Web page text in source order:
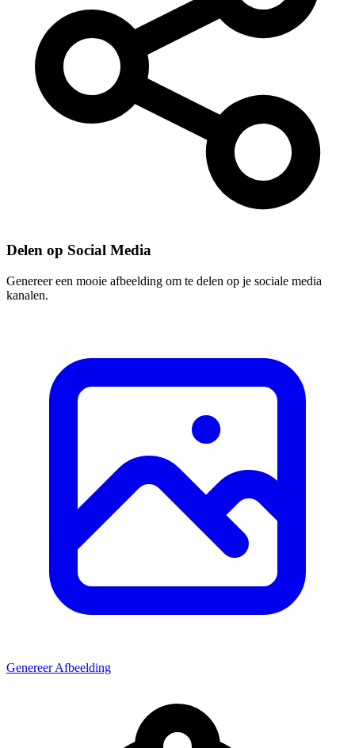
Delen op Social Media
Genereer een mooie afbeelding om te delen op je sociale media
kanalen.
Genereer Afbeelding